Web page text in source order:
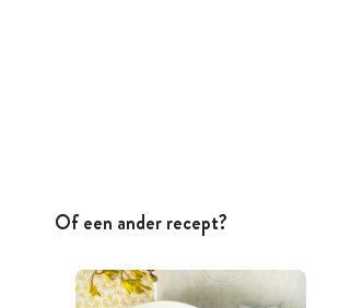
Of een ander recept?